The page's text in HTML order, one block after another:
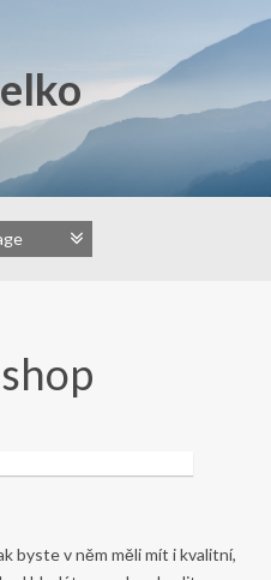
byste v něm měli mít i kvalitní,